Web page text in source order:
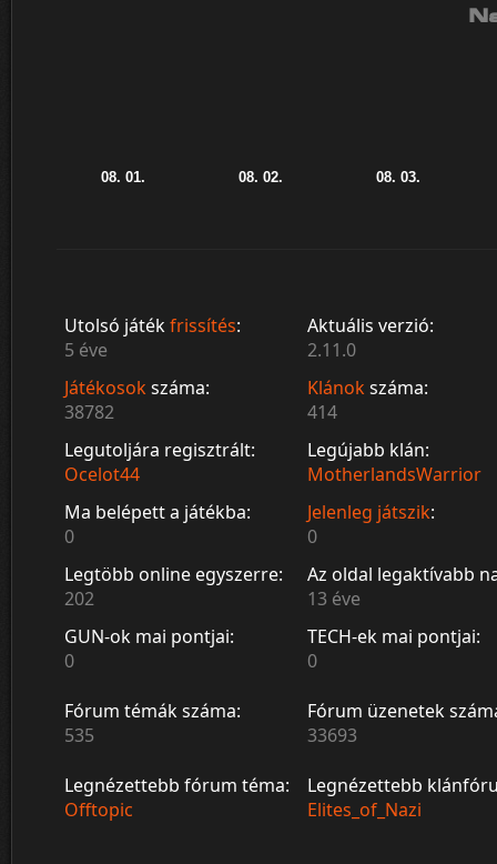
Utolsó játékfrissítés:
5 éve
Aktuális verzió:
2.11.0
Játékosokszáma:
38782
Klánokszáma:
414
Legutoljára regisztrált:
Ocelot44
Legújabb klán:
MotherlandsWarrior
Ma belépett a játékba:
0
Jelenleg játszik:
0
Legtöbb online egyszerre:
202
Az oldal legaktívabb
13 éve
GUN-ok mai pontjai:
0
TECH-ek mai pontjai:
0
Fórum témák száma:
535
Fórum üzenetek
33693
Legnézettebb fórum téma:
Offtopic
Legnézettebb
Elites_of_Nazi